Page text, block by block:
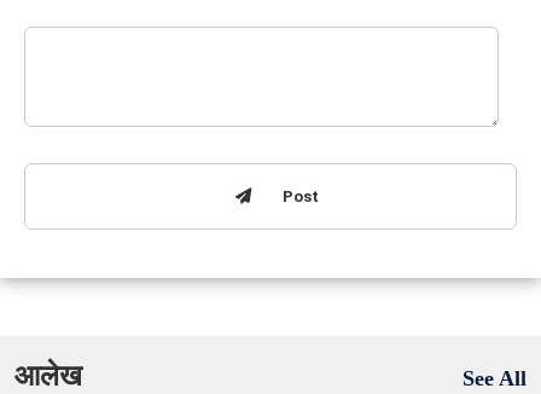
Post
आलेख See All